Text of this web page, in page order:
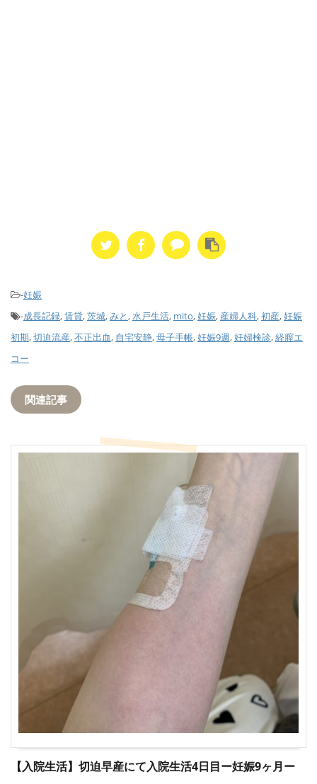
-妊娠
-成長記録,賃貸,茨城,みと , 水戸生活, mito,妊娠, 産婦人科,初産,妊娠
初期,切迫流産,不正出血, 自宅安静,母子手帳,妊娠9週,妊婦検診,経膣エ
コー
関連記事
【入院生活】切迫早産にて入院生活4日目ー妊娠9ヶ月ー